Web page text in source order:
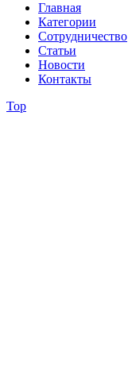
Главная
Категории
Сотрудничество
Статьи
Новости
Контакты
Top